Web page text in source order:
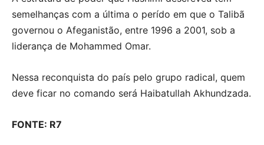
semelhanças com a última o perído em que o Talibã
governou o Afeganistão, entre 1996 a 2001, sob a
liderança de Mohammed Omar.
Nessa reconquista do país pelo grupo radical, quem
deve ficar no comando será Haibatullah Akhundzada.
FONTE: R7